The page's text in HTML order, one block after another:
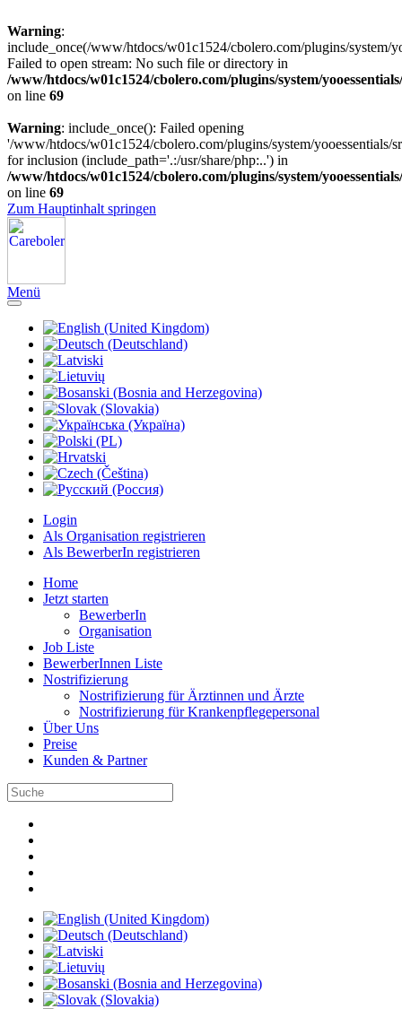
Warning:
include_once(/www/htdocs/w01c1524/cbolero.com/plugins/system/
Failed to open stream: No such file or directory in
/www/htdocs/w01c1524/cbolero.com/plugins/system/
on line 69
Warning: include_once(): Failed opening
'/www/htdocs/w01c1524/cbolero.com/plugins/system/yooessentials/
for inclusion (include_path='.:/usr/share/php:..') in
/www/htdocs/w01c1524/cbolero.com/plugins/system/
on line 69
Zum Hauptinhalt springen
Menü
Login
Als Organisation registrieren
Als BewerberIn registrieren
Home
Jetzt starten
BewerberIn
Organisation
Job Liste
BewerberInnen Liste
Nostrifizierung
Nostrifizierung für Ärztinnen und Ärzte
Nostrifizierung für Krankenpflegepersonal
Über Uns
Preise
Kunden & Partner